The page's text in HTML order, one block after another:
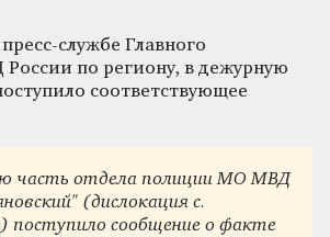
службе Главного
по региону, в дежурную
соответствующее
часть отдела полиции МО МВД
(дислокация с.
поступило сообщение о факте